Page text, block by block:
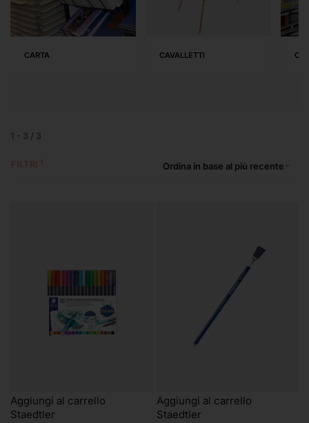
CARTA CAVALLETTI
1 3 / 3
Ordina in base al più recente
Aggiungi al carrello
Staedtler
Aggiungi al carrello
Staedtler